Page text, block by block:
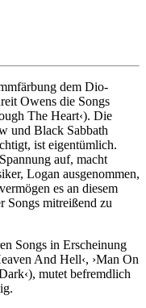
dem Dio-
Owens die Songs
The Heart‹). Die
und Black Sabbath
ist eigentümlich.
auf, macht
Logan ausgenommen,
es an diesem
Songs mitreißend zu
Songs in Erscheinung
And Hell‹, ›Man On
mutet befremdlich